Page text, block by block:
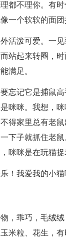
都不理你。有
一个软软的面
泼可爱。一见
站起来转圈，
满足。
记它是捕鼠高
咪咪。我想，
得家里总有老
下子就抓住老
咪是在玩猫捉
我爱我的小猫
乖巧，毛绒绒
米粒、花生，